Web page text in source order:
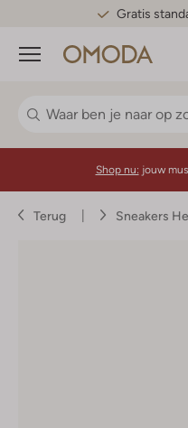
Gratis
Menu
Shop nu: jouw
Terug Sneakers